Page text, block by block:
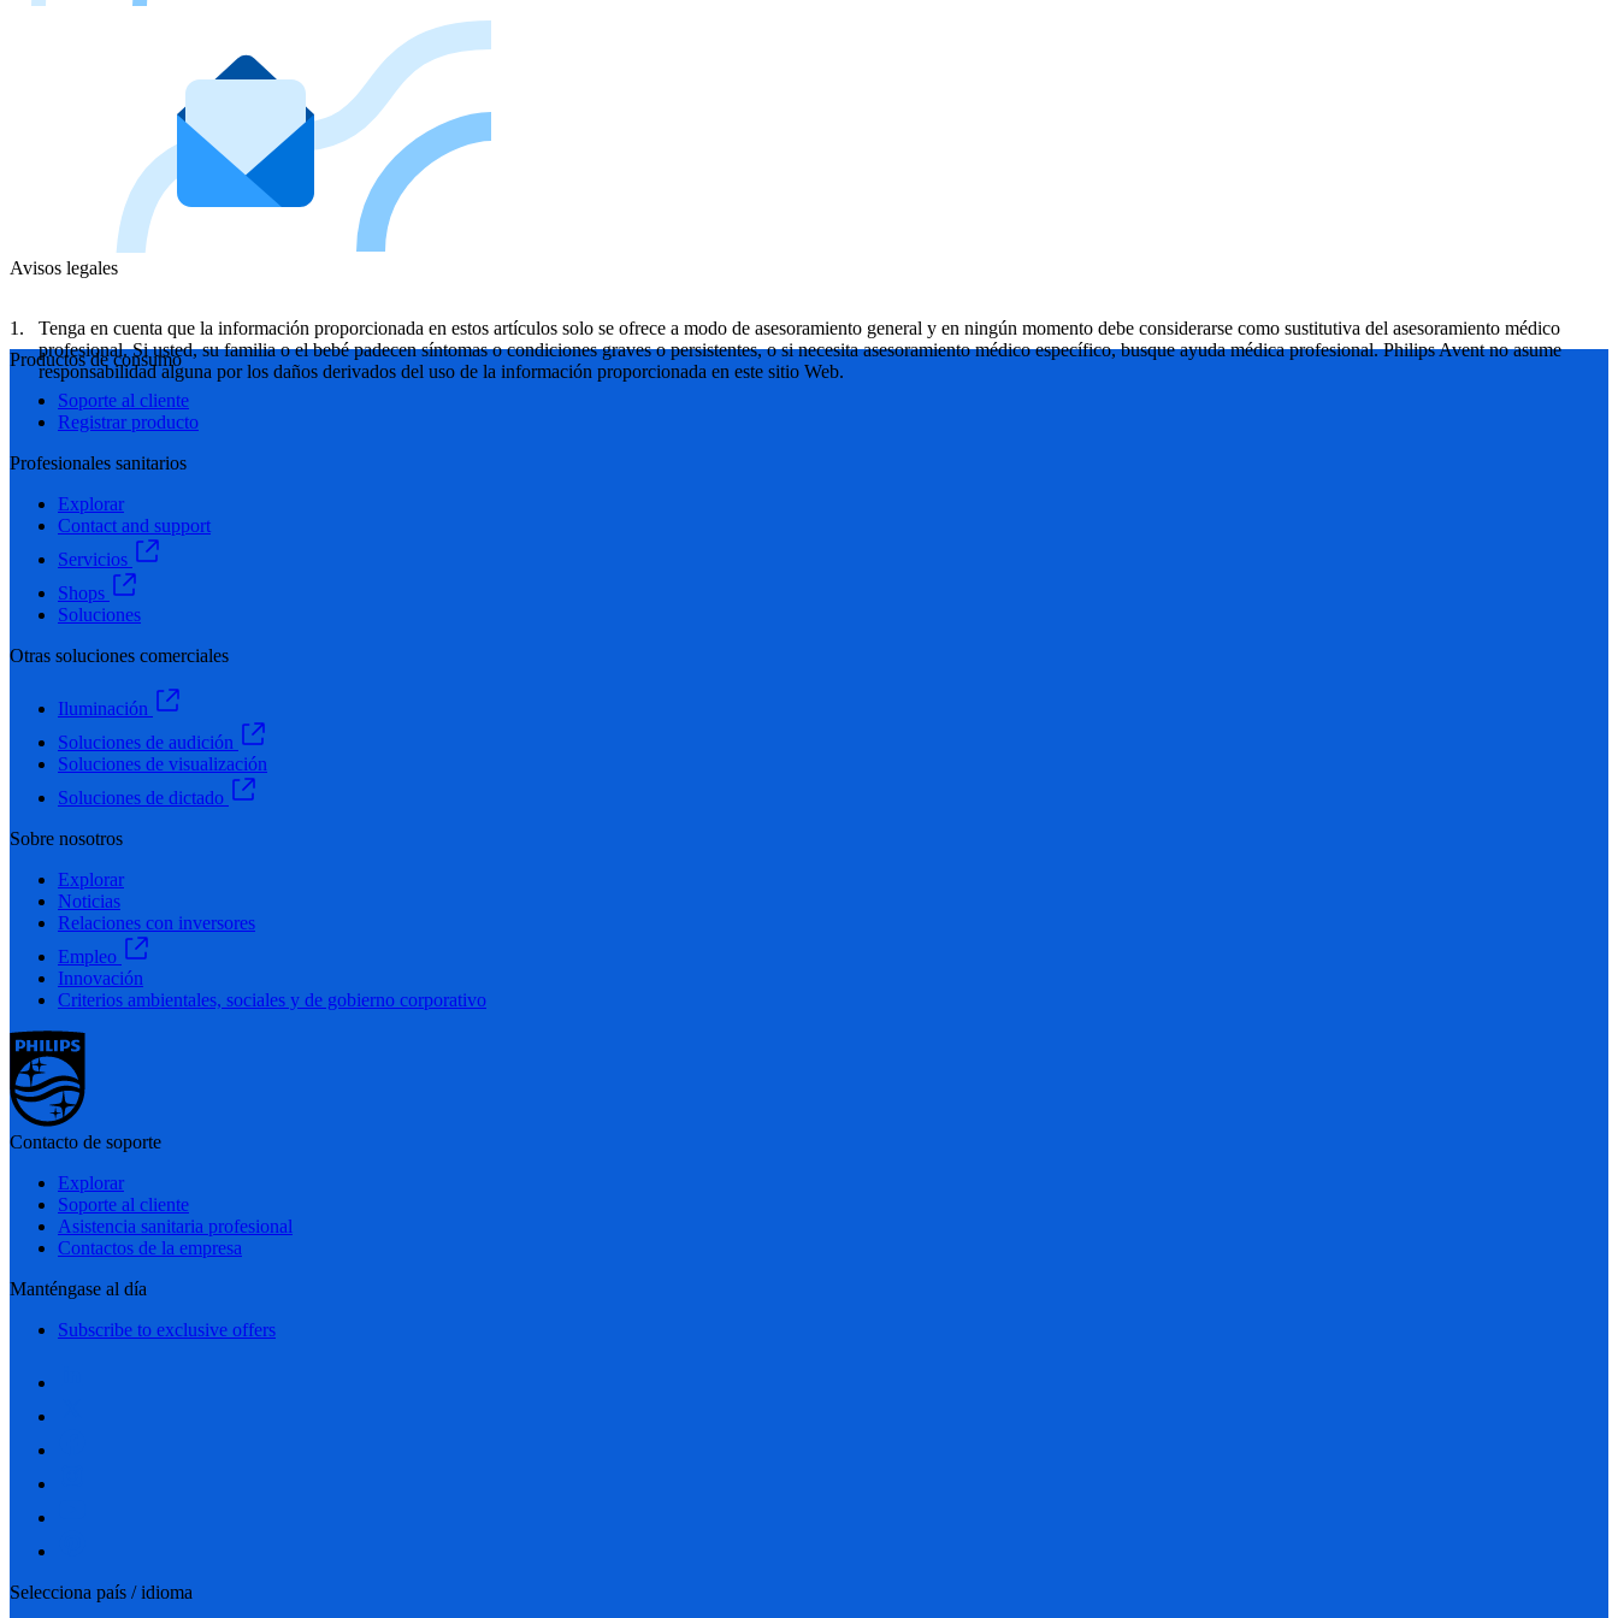
Avisos legales
Tenga en cuenta que la información proporcionada en estos artículos solo se ofrece a modo de asesoramiento general y en ningún momento debe considerarse como sustitutiva del asesoramiento médico
profesional. Si usted, su familia o el bebé padecen síntomas o condiciones graves o persistentes, o si necesita asesoramiento médico específico, busque ayuda médica profesional. Philips Avent no asume
responsabilidad alguna por los daños derivados del uso de la información proporcionada en este sitio Web.
Productos de consumo
Soporte al cliente
Registrar producto
Profesionales sanitarios
Explorar
Contact and support
Servicios
Shops
Soluciones
Otras soluciones comerciales
Iluminación
Soluciones de audición
Soluciones de visualización
Soluciones de dictado
Sobre nosotros
Explorar
Noticias
Relaciones con inversores
Empleo
Innovación
Criterios ambientales, sociales y de gobierno corporativo
Contacto de soporte
Explorar
Soporte al cliente
Asistencia sanitaria profesional
Contactos de la empresa
Manténgase al día
Subscribe to exclusive offers
Selecciona país / idioma